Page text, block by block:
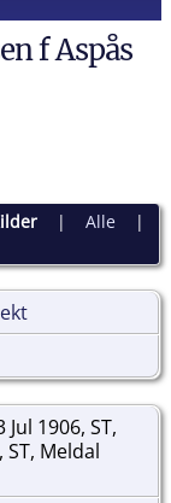
f Aspås
| Alle|
Jul 1906, ST,
ST, Meldal